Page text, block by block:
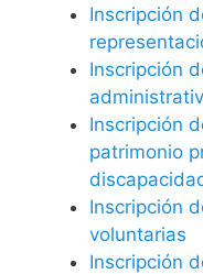
Inscripción
Inscripción
Inscripción
patrimonio
Inscripción
voluntarias
Inscripción